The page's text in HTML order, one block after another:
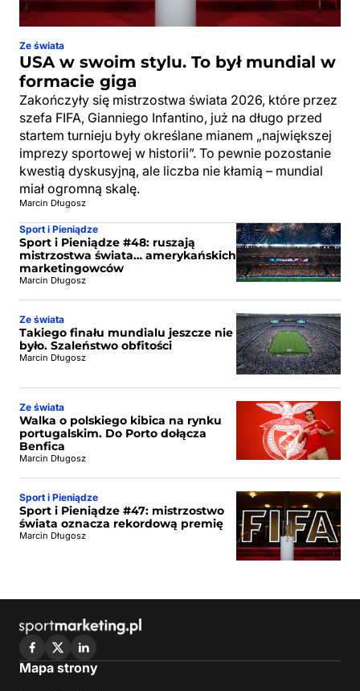
Ze świata
USA w swoim stylu. To był mundial w
formacie giga
Zakończyły się mistrzostwa świata 2026, które przez
szefa FIFA, Gianniego Infantino, już na długo przed
startem turnieju były określane mianem „największej
imprezy sportowej w historii”. To pewnie pozostanie
kwestią dyskusyjną, ale liczba nie kłamią – mundial
miał ogromną skalę.
Marcin Długosz
Sport i Pieniądze
Sport i Pieniądze #48: ruszają
mistrzostwa świata… amerykańskich
marketingowców
Marcin Długosz
Ze świata
Takiego finału mundialu jeszcze nie
było. Szaleństwo obfitości
Marcin Długosz
Ze świata
Walka o polskiego kibica na rynku
portugalskim. Do Porto dołącza
Benfica
Marcin Długosz
Sport i Pieniądze
Sport i Pieniądze #47: mistrzostwo
świata oznacza rekordową premię
Marcin Długosz
Mapa strony